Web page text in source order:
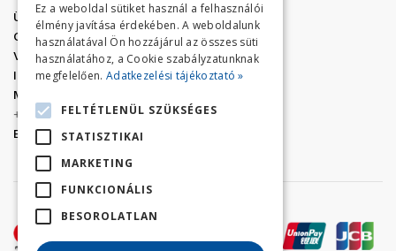
Üzletünk címe:Szolnok, Vércse út 17.
Golf Center Áruház:
06 (56) 423-324
VÁR-Kert Áruház: 06 (56) 429-771
Iroda:06 (56) 421-857
Megrendelés, termék információ:
+36 (70) 938-3356
E-mail:
golfaruhaz@gmail.com
Ez a weboldal sütiket használ a felhasználói
élmény javítása érdekében. A weboldalunk
használatával Ön hozzájárul az összes süti
használatához, a Cookie szabályzatunknak
megfelelően. Adatkezelési tájékoztató »
FELTÉTLENÜL SZÜKSÉGES
STATISZTIKAI
MARKETING
FUNKCIONÁLIS
BESOROLATLAN